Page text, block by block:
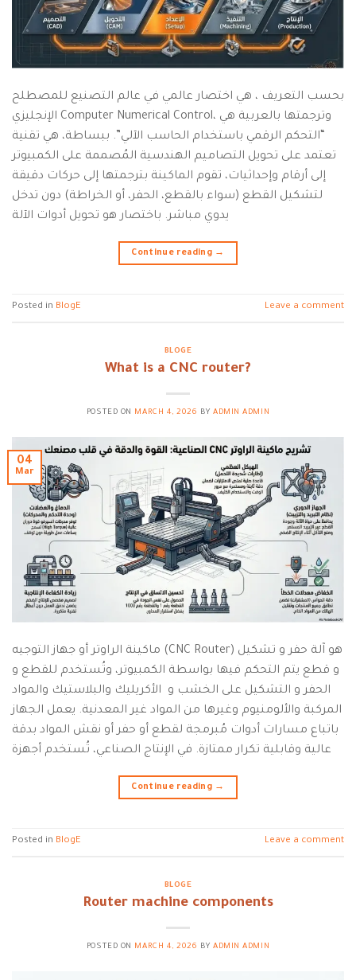
بحسب التعريف ، هي اختصار عالمي في عالم التصنيع للمصطلح
الإنجليزي Computer Numerical Control، وترجمتها بالعربية هي
“التحكم الرقمي باستخدام الحاسب الآلي”. ببساطة، هي تقنية
تعتمد على تحويل التصاميم الهندسية المُصممة على الكمبيوتر
إلى أرقام وإحداثيات، تقوم الماكينة بترجمتها إلى حركات دقيقة
لتشكيل القطع (سواء بالقطع، الحفر، أو الخراطة) دون تدخل
يدوي مباشر. باختصار هو تحويل أدوات الآلة
Continue reading →
Posted in BlogE Leave a comment
BLOGE
What is a CNC router?
POSTED ON MARCH 4, 2026 BY ADMIN ADMIN
04
Mar
ماكينة الراوتر أو جهاز التوجيه (CNC Router) هو آلة حفر و تشكيل
و قطع يتم التحكم فيها بواسطة الكمبيوتر، وتُستخدم للقطع و
الحفر و التشكيل على الخشب و الأكريليك والبلاستيك والمواد
المركبة والألومنيوم وغيرها من المواد غير المعدنية. يعمل الجهاز
باتباع مسارات أدوات مُبرمجة لقطع أو حفر أو نقش المواد بدقة
عالية وقابلية تكرار ممتازة. في الإنتاج الصناعي، تُستخدم أجهزة
Continue reading →
Posted in BlogE Leave a comment
BLOGE
Router machine components
POSTED ON MARCH 4, 2026 BY ADMIN ADMIN